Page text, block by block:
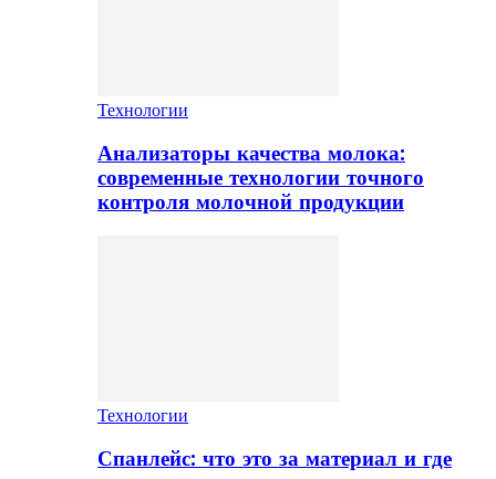
Технологии
Анализаторы качества молока:
современные технологии точного
контроля молочной продукции
Технологии
Спанлейс: что это за материал и где